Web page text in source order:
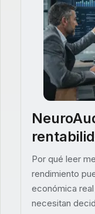
Por qué leer
rendimiento
económica
necesitan